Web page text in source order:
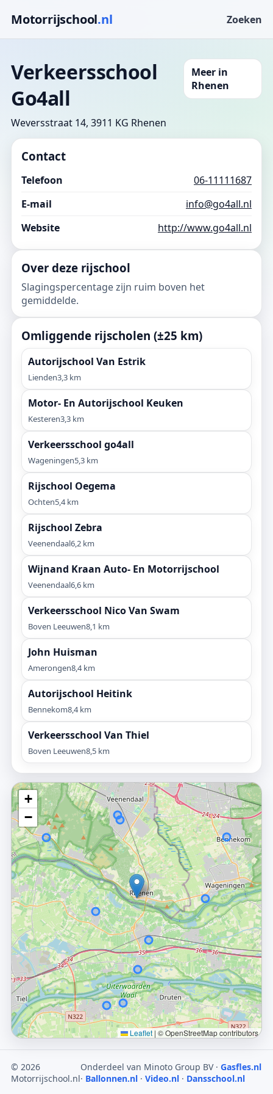
Motorrijschool.nl Zoeken
Verkeersschool
Go4all
Weversstraat 14, 3911 KG Rhenen
Meer in
Rhenen
Contact
Telefoon
06-11111687
E-mail
info@go4all.nl
Website
http://www.go4all.nl
Over deze rijschool
Slagingspercentage zijn ruim boven het
gemiddelde.
Omliggende rijscholen (±25 km)
Autorijschool Van Estrik
Lienden3,3 km
Motor- En Autorijschool Keuken
Kesteren3,3 km
Verkeersschool go4all
Wageningen5,3 km
Rijschool Oegema
Ochten5,4 km
Rijschool Zebra
Veenendaal6,2 km
Wijnand Kraan Auto- En Motorrijschool
Veenendaal6,6 km
Verkeersschool Nico Van Swam
Boven Leeuwen8,1 km
John Huisman
Amerongen8,4 km
Autorijschool Heitink
Bennekom8,4 km
Verkeersschool Van Thiel
Boven Leeuwen8,5 km
+
−
Leaflet | © OpenStreetMap contributors
© 2026
Motorrijschool.nl
Onderdeel van Minoto Group BV · Gasfles.nl
· Ballonnen.nl · Video.nl · Dansschool.nl